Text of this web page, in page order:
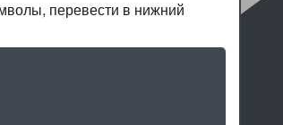
перевести в нижний